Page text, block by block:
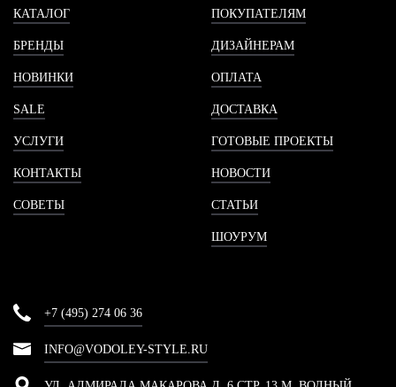
КАТАЛОГ
БРЕНДЫ
НОВИНКИ
SALE
УСЛУГИ
КОНТАКТЫ
СОВЕТЫ
ПОКУПАТЕЛЯМ
ДИЗАЙНЕРАМ
ОПЛАТА
ДОСТАВКА
ГОТОВЫЕ ПРОЕКТЫ
НОВОСТИ
СТАТЬИ
ШОУРУМ
+7 (495) 274 06 36
INFO@VODOLEY-STYLE.RU